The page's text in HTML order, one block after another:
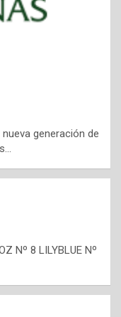
generación de
Nº 8 LILYBLUE Nº